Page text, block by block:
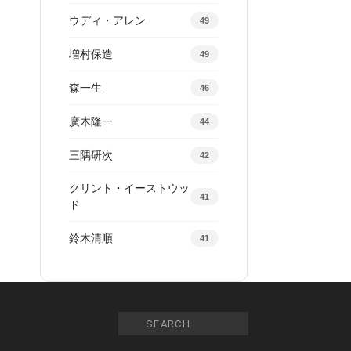
ウディ・アレン 49
増村保造 49
森一生 46
廣木隆一 44
三隅研次 42
クリント・イーストウッ
ド
41
鈴木清順 41